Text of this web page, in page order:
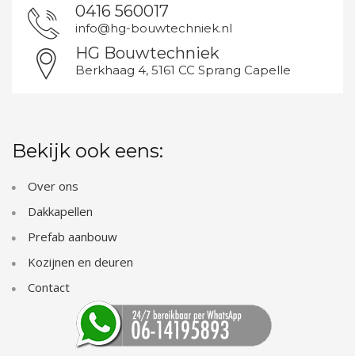
0416 560017
info@hg-bouwtechniek.nl
HG Bouwtechniek
Berkhaag 4, 5161 CC Sprang Capelle
Bekijk ook eens:
Over ons
Dakkapellen
Prefab aanbouw
Kozijnen en deuren
Contact